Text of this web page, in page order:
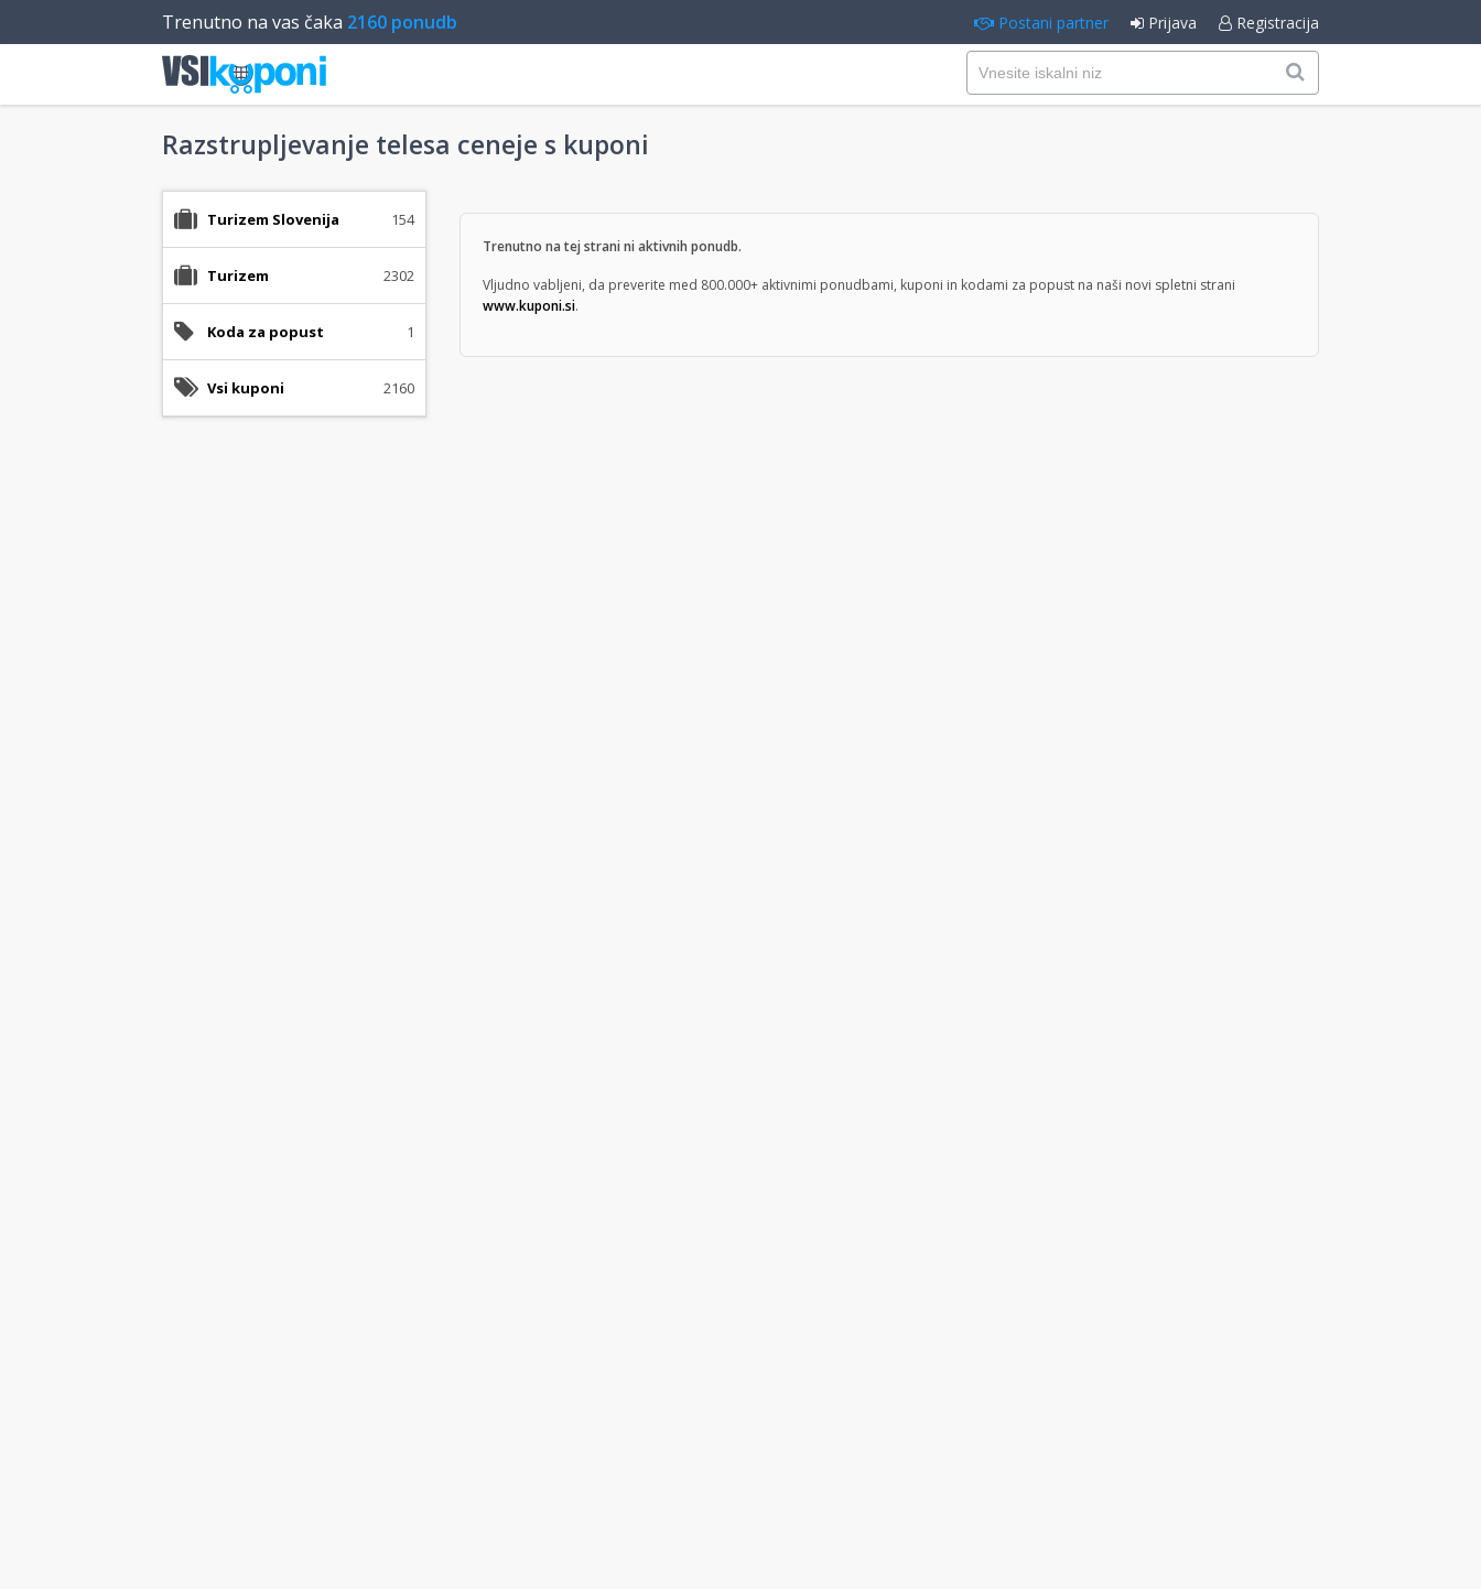
Trenutno na vas čaka 2160 ponudb Postani partner Prijava Registracija
Razstrupljevanje telesa ceneje s kuponi
Turizem Slovenija 154
Turizem 2302
Koda za popust 1
Vsi kuponi 2160
Trenutno na tej strani ni aktivnih ponudb.
Vljudno vabljeni, da preverite med 800.000+ aktivnimi ponudbami, kuponi in kodami za popust na naši novi spletni strani
www.kuponi.si.